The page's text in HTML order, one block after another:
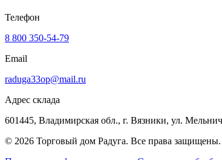
Телефон
8 800 350-54-79
Email
raduga33op@mail.ru
Адрес склада
601445, Владимирская обл., г. Вязники, ул.
© 2026 Торговый дом Радуга. Все права защищены.